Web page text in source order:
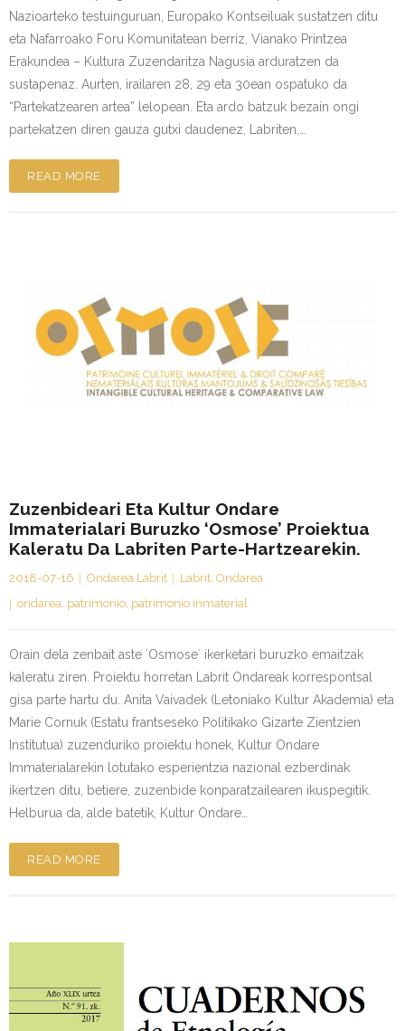
Nazioarteko testuinguruan, Europako Kontseiluak sustatzen ditu
eta Nafarroako Foru Komunitatean berriz, Vianako Printzea
Erakundea – Kultura Zuzendaritza Nagusia arduratzen da
sustapenaz. Aurten, irailaren 28, 29 eta 30ean ospatuko da
“Partekatzearen artea” lelopean. Eta ardo batzuk bezain ongi
partekatzen diren gauza gutxi daudenez, Labriten,…
READ MORE
Zuzenbideari Eta Kultur Ondare
Immaterialari Buruzko ‘Osmose’ Proiektua
Kaleratu Da Labriten Parte-Hartzearekin.
2018-07-16 Ondarea Labrit Labrit Ondarea
ondarea patrimonio patrimonio inmaterial
Orain dela zenbait aste ´Osmose´ ikerketari buruzko emaitzak
kaleratu ziren. Proiektu horretan Labrit Ondareak korrespontsal
gisa parte hartu du. Anita Vaivadek (Letoniako Kultur Akademia) eta
Marie Cornuk (Estatu frantseseko Politikako Gizarte Zientzien
Institutua) zuzenduriko proiektu honek, Kultur Ondare
Immaterialarekin lotutako esperientzia nazional ezberdinak
ikertzen ditu, betiere, zuzenbide konparatzailearen ikuspegitik.
Helburua da, alde batetik, Kultur Ondare…
READ MORE